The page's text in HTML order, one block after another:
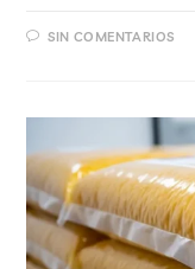
SIN COMENTARIOS